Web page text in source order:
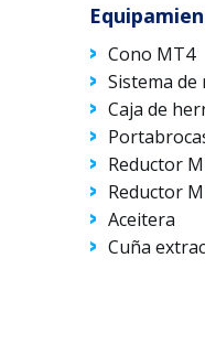
Cono MT4
Sistema
Caja de
Reductor
Reductor
Aceitera
Cuña